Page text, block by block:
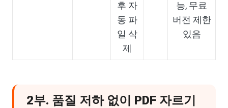
후 자
동 파
일 삭
제
능, 무료
버전 제한
있음
2부. 품질 저하 없이 PDF 자르기